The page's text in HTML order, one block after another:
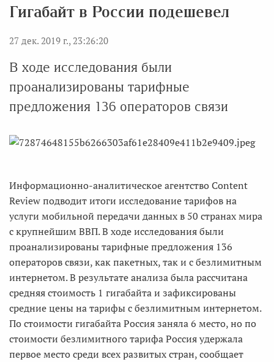
Гигабайт в России подешевел
27 дек. 2019 г., 23:26:20
В ходе исследования были
проанализированы тарифные
предложения 136 операторов связи
Информационно-аналитическое агентство Content
Review подводит итоги исследование тарифов на
услуги мобильной передачи данных в 50 странах мира
с крупнейшим ВВП. В ходе исследования были
проанализированы тарифные предложения 136
операторов связи, как пакетных, так и с безлимитным
интернетом. В результате анализа была рассчитана
средняя стоимость 1 гигабайта и зафиксированы
средние цены на тарифы с безлимитным интернетом.
По стоимости гигабайта Россия заняла 6 место, но по
стоимости безлимитного тарифа Россия удержала
первое место среди всех развитых стран, сообщает